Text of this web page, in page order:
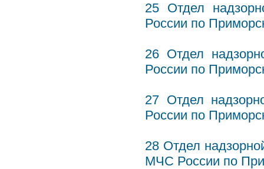
25 Отдел
России по
26 Отдел
России по
27 Отдел
России по
28 Отдел
МЧС России по